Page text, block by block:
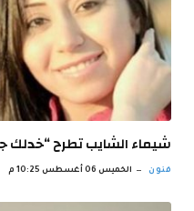
شيماء الشايب تطرح “خدلك
فنون الخميس 06 أغسطس 10:25 م